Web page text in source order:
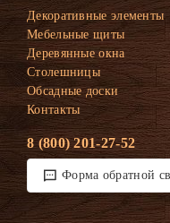
Декоративные элементы
Мебельные щиты
Деревянные окна
Столешницы
Обсадные доски
Контакты
8 (800) 201-27-52
Форма обратной